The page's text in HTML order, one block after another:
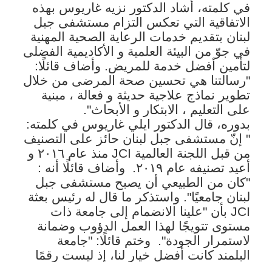
في كلمته، أشاد الدكتور نزيه غاريوس بهذه
الاتفاقية التي تعكس التزام مستشفى جبل
لبنان بتقديم خدمات الرعاية الصحية المهنية
في جوّ من البيئة العلمية و الأكاديمية الفضلى
لتأمين أفضل خدمة للمريض. وأضاف قائلًا:
"رسالتنا هي تحسين صحة المرضى من خلال
تطوير نماذج علاجية حديثة و فعالة ، مبنية
على التعليم ، الابتكار و الأبحاث".
بدوره، قال الدكتور ايلي غاريوس في كلمته:
" إنّ مستشفى جبل لبنان حائز على التصنيف
من قبل اللجنة العالمية JCI منذ عام ٢٠١٦ و
أعيد تصنيفه عام ٢٠١٩.
وأضاف قائلًا أنه :
"كان من الطبيعي أن يصبح مستشفى جبل
لبنان جامعيًا". واستذكر ما قال له رئيس بعثة
JCI بأن "علينا الانضمام إلى جامعة ذات
مستوى تتويجًا لهذا العمل الدؤوب وضمانة
لاستمرار الجودة".
وختم قائلًا: "جامعة
البلمند كانت أفضل خيار لنا، إذ ليست رقمًا